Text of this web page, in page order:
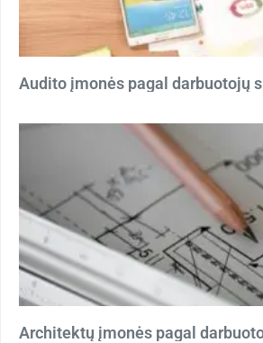
Audito įmonės pagal darbuotojų
Architektų įmonės pagal